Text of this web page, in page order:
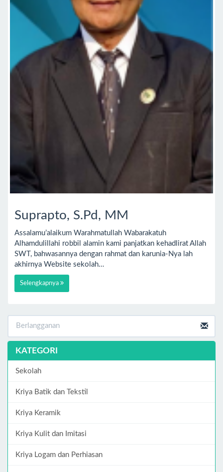
Suprapto, S.Pd, MM
Assalamu’alaikum Warahmatullah Wabarakatuh
Alhamdulillahi robbil alamin kami panjatkan kehadlirat Allah
SWT, bahwasannya dengan rahmat dan karunia-Nya lah
akhirnya Website sekolah…
Selengkapnya
KATEGORI
Sekolah
Kriya Batik dan Tekstil
Kriya Keramik
Kriya Kulit dan Imitasi
Kriya Logam dan Perhiasan